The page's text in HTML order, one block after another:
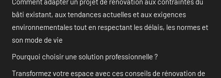
bâti existant, aux tendances actuelles et aux exigences
environnementales tout en respectant les délais, les normes et
son mode de vie
Pourquoi choisir une solution professionnelle ?
Transformez votre espace avec ces conseils de rénovation de